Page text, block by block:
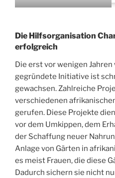
Die Hilfsorganisation
erfolgreich
Die erst vor wenigen
gegründete Initiative ist
gewachsen. Zahlreiche
verschiedenen
gerufen. Diese Projekte
vor dem Umkippen, dem
der Schaffung neuer
Anlage von Gärten in
es meist Frauen, die diese
Dadurch sichern sie nicht